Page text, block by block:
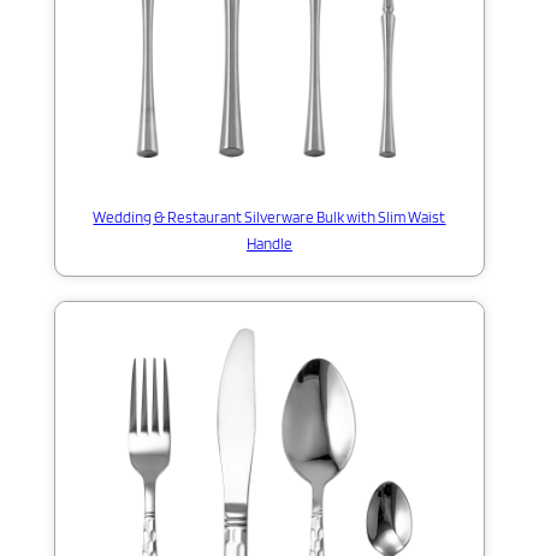
Wedding & Restaurant Silverware Bulk with Slim Waist
Handle